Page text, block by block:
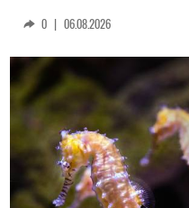
0 | 06.08.2026